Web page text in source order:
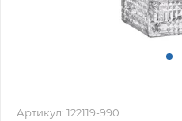
Артикул: 122119-990